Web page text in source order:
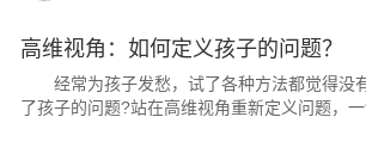
高维视角：如何定义孩子的问题？
经常为孩子发愁，试了各种方法都觉得没
了孩子的问题?站在高维视角重新定义问题